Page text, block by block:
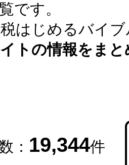
です。
はじめるバイ
トの情報をまと
： 19,344件